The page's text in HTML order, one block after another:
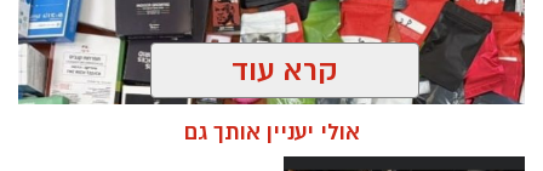
קרא עוד
אולי יעניין אותך גם